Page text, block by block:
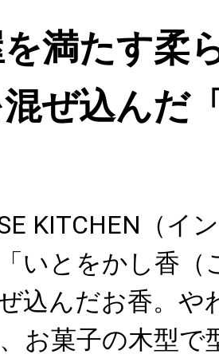
満たす柔
ぜ込んだ
KITCHEN（イ
いとをかし香（
込んだお香。や
お菓子の木型で